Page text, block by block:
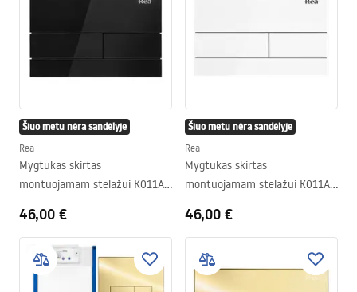
Šiuo metu nėra sandėlyje
Rea
Mygtukas skirtas
montuojamam stelažui K011A-
46,00 €
Šiuo metu nėra sandėlyje
Rea
Mygtukas skirtas
montuojamam stelažui K011A-
Glass
46,00 €